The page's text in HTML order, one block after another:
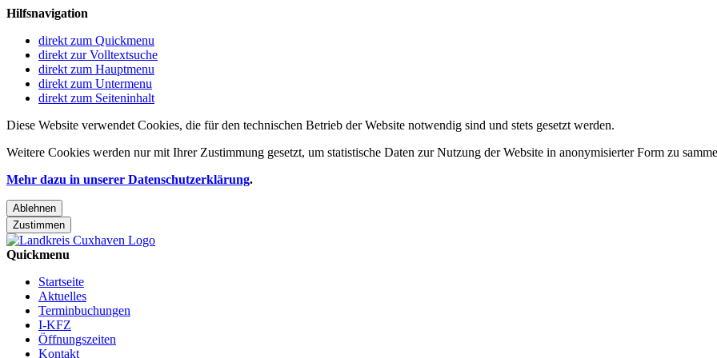
Hilfsnavigation
direkt zum Quickmenu
direkt zur Volltextsuche
direkt zum Hauptmenu
direkt zum Untermenu
direkt zum Seiteninhalt
Diese Website verwendet Cookies, die für den technischen Betrieb der Website notwendig sind und stets gesetzt werden.
Weitere Cookies werden nur mit Ihrer Zustimmung gesetzt, um statistische Daten zur Nutzung der Website in anonymisierter Form zu
Mehr dazu in unserer Datenschutzerklärung.
Ablehnen
Zustimmen
Quickmenu
Startseite
Aktuelles
Terminbuchungen
I-KFZ
Öffnungszeiten
Kontakt